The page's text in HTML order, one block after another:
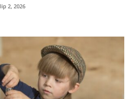
lip 2, 2026